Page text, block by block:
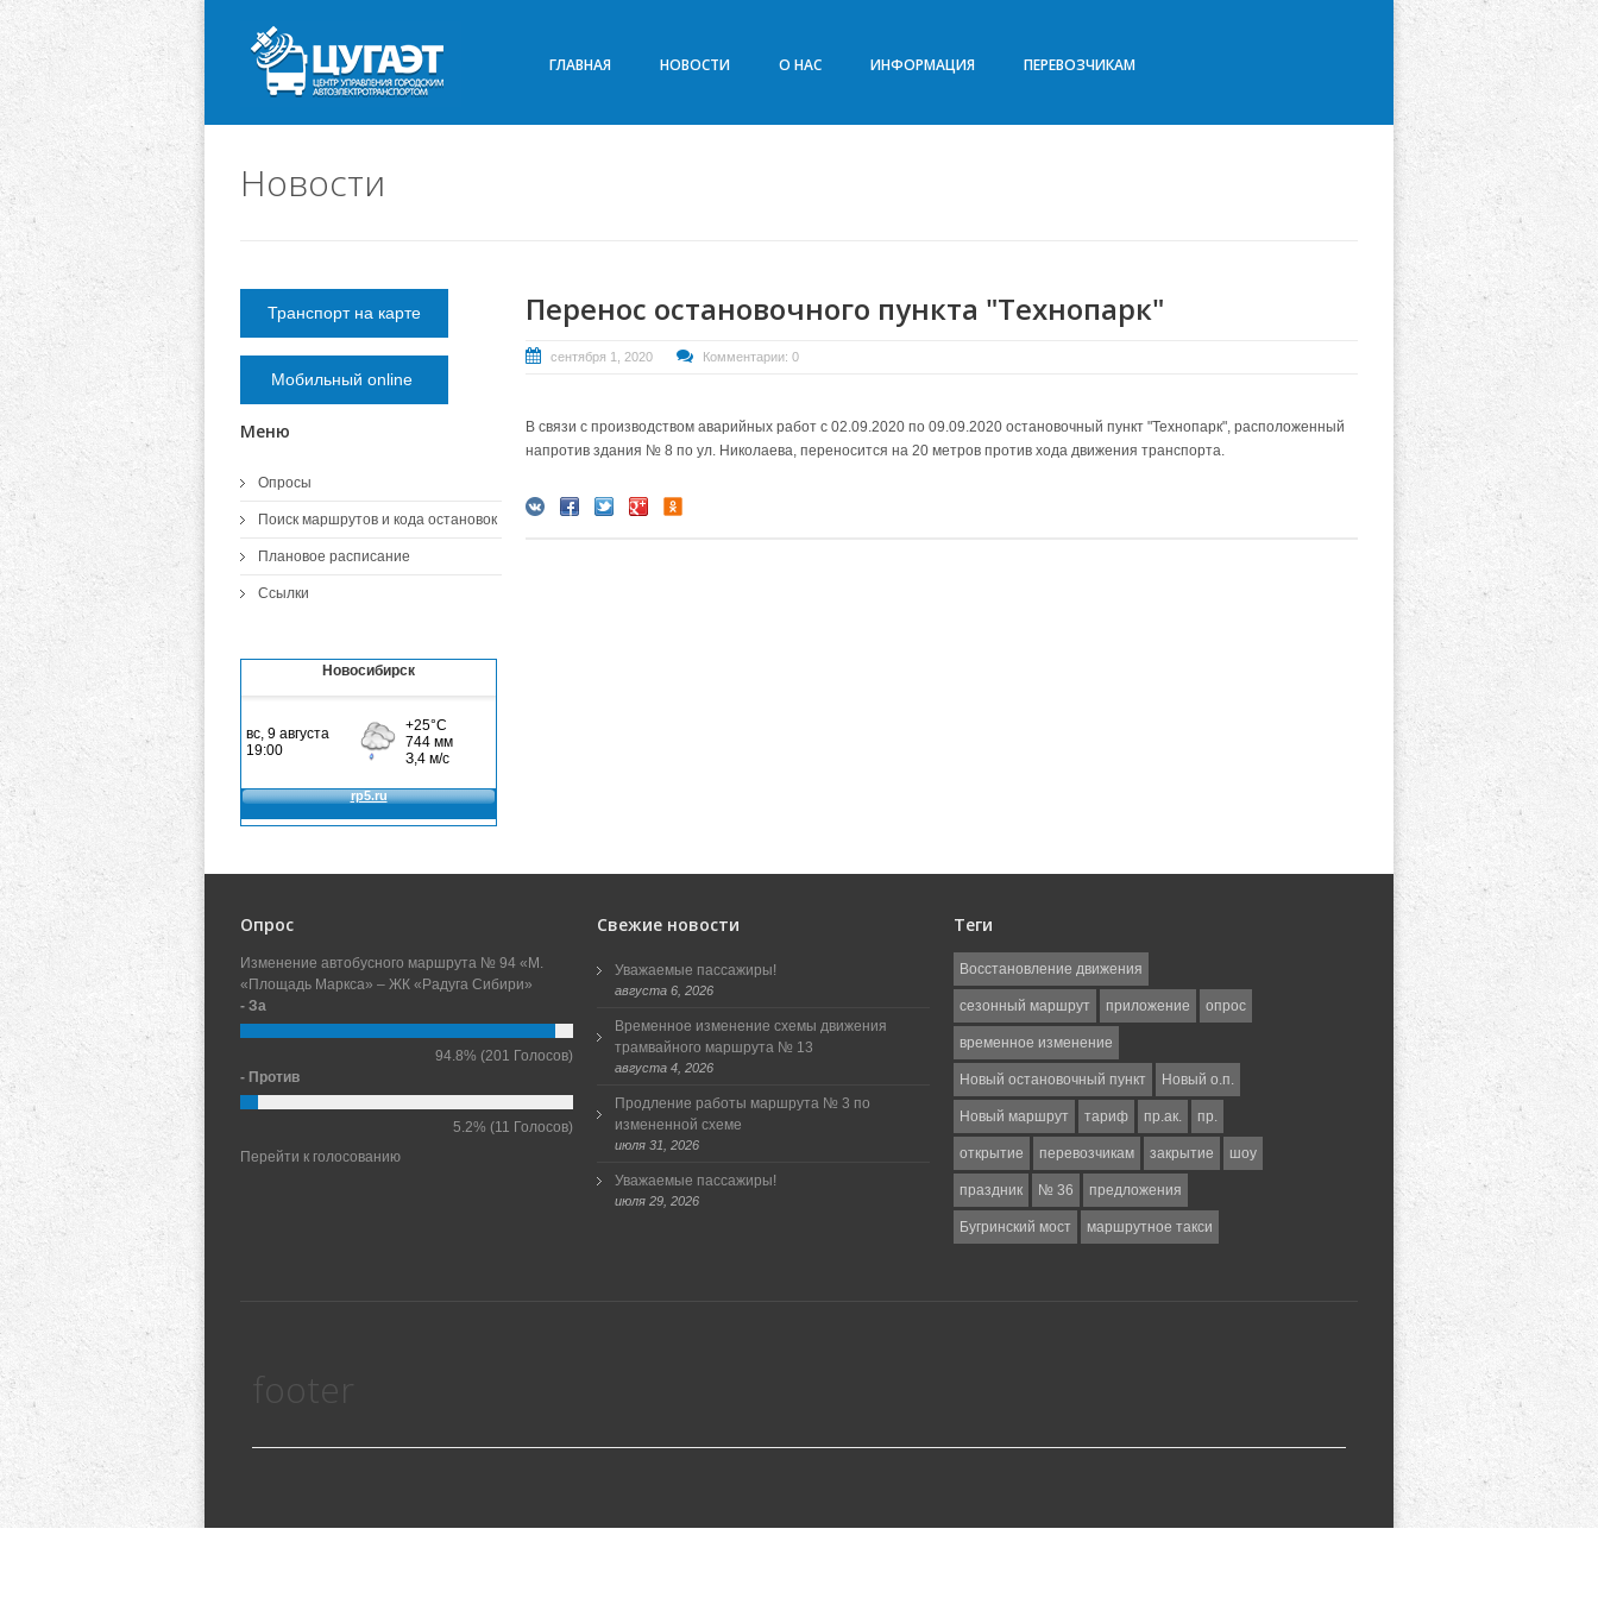
ГЛАВНАЯ НОВОСТИ О НАС ИНФОРМАЦИЯ ПЕРЕВОЗЧИКАМ
Новости
Перенос остановочного пункта "Технопарк"
сентября 1, 2020 Комментарии: 0
В связи с производством аварийных работ с 02.09.2020 по 09.09.2020 остановочный пункт "Технопарк", расположенный
напротив здания № 8 по ул. Николаева, переносится на 20 метров против хода движения транспорта.
Транспорт на карте
Мобильный online
Меню
Опросы
Поиск маршрутов и кода остановок
Плановое расписание
Ссылки
Новосибирск
Опрос
Изменение автобусного маршрута № 94 «М.
«Площадь Маркса» – ЖК «Радуга Сибири»
- За
94.8% (201 Голосов)
- Против
5.2% (11 Голосов)
Перейти к голосованию
Свежие новости
Уважаемые пассажиры!
августа 6, 2026
Временное изменение схемы движения
трамвайного маршрута № 13
августа 4, 2026
Продление работы маршрута № 3 по
измененной схеме
июля 31, 2026
Уважаемые пассажиры!
июля 29, 2026
Теги
Восстановление движения
сезонный маршрут приложение опрос
временное изменение
Новый остановочный пункт Новый о.п.
Новый маршрут тариф пр.ак. пр.
открытие перевозчикам закрытие шоу
праздник № 36 предложения
Бугринский мост маршрутное такси
footer